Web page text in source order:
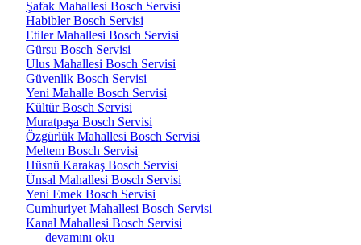
Şafak Mahallesi Bosch Servisi
Habibler Bosch Servisi
Etiler Mahallesi Bosch Servisi
Gürsu Bosch Servisi
Ulus Mahallesi Bosch Servisi
Güvenlik Bosch Servisi
Yeni Mahalle Bosch Servisi
Kültür Bosch Servisi
Muratpaşa Bosch Servisi
Özgürlük Mahallesi Bosch Servisi
Meltem Bosch Servisi
Hüsnü Karakaş Bosch Servisi
Ünsal Mahallesi Bosch Servisi
Yeni Emek Bosch Servisi
Cumhuriyet Mahallesi Bosch Servisi
Kanal Mahallesi Bosch Servisi
Antalya Özdilek Civarı Beyaz Eşya Servisi hakkında
devamını oku